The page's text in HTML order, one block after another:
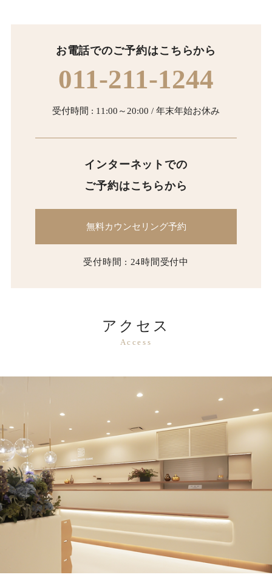
お電話でのご予約はこちらから
011-211-1244
受付時間 : 11:00～20:00 / 年末年始お休み
インターネットでの
ご予約はこちらから
無料カウンセリング予約
受付時間 : 24時間受付中
アクセス
Access